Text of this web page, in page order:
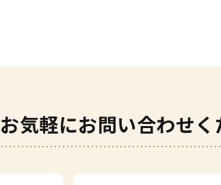
お気軽にお問い合わせく